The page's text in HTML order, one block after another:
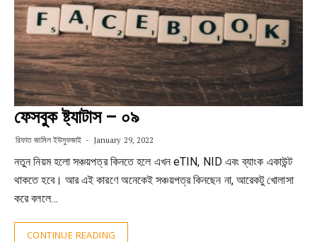
ফেসবুক ষ্ট্যাটাস – ০৯
রিফাত জামিল ইউসুফজাই January 29, 2022
নতুন নিয়ম হলো সঞ্চয়পত্র কিনতে হলে এখন eTIN, NID এবং ব্যাংক একাউন্ট
থাকতে হবে। আর এই কারণে অনেকেই সঞ্চয়পত্র কিনছেন না, আরেকটু খোলাসা
করে বললে…
CONTINUE READING